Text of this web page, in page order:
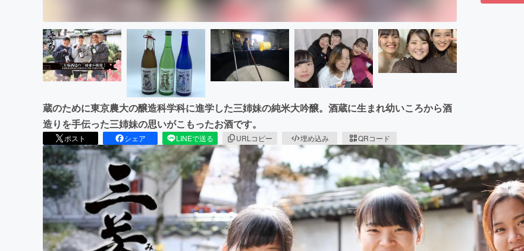
蔵のために東京農大の醸造科学科に進学した三姉妹の純米大吟醸。酒蔵に生まれ幼いころから酒
造りを手伝った三姉妹の思いがこもったお酒です。
ポスト シェア LINEで送る URLコピー 埋め込み QRコード